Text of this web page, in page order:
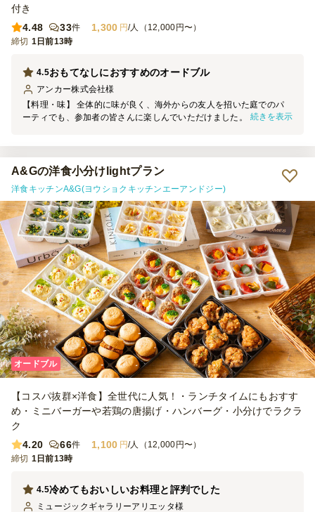
付き
4.48
33件 1,300 円/人（12,000円〜）
締切 1日前13時
おもてなしにおすすめのオードブル
4.5
アンカー株式会社様
【料理・味】 全体的に味が良く、海外からの友人を招いた庭でのパ
ーティでも、参加者の皆さんに楽しんでいただけました。品数が豊富
間にしば漬けが入っていました。参加者の間では少し好みが分かれた
ようで、当日はあまり召し上がる方がいませんでした。 ② 3種きのこ
とブロッコリーのマリネは、少し味付けが濃く感じました。お酒と一
緒であればちょうど良いのかもしれませんが、ノンアルの方も一定数
いたため、そのままいただくにはやや塩味が強めでした。 【サービ
ス】 指定時間より少し早めに届けてくださったため、料理を並べる
時間に余裕ができ、とても助かりました。 一方で、配達場所につい
ては少し気になった点がありました。今回の住所は何十年も前から存
在し、Googleマップなどでも問題なく表示される場所ですが、注文
後のメールで「住所が不明瞭」との連絡がありました。当日も配達業
者さんのナビでは表示されなかったようで、お手数をおかけしてしま
いました。 また、注文最低金額が25,000円からだったため、人数分
の料理は足りていても、最低金額に合わせるためにオプションを追加
して調整する必要があり、その点は少し手間に感じました。以前、都
内で利用した際にはもう少し低い最低注文金額の店舗もあったため、
配送エリアによる違いなのだと思いますが、もう少し利用しやすい金
額設定になると、さらに注文しやすくなると感じました。 【雰囲
のを気軽に選べるのがとても良かったです。テーブルに並べるだけで
彩りが良く、見た目も華やかになり、ホームパーティの雰囲気を一気
パ】 一人当たりの金額を考えると、とてもコストパフォーマンスが
高いと思います。料理の種類が多く、見た目の華やかさもあり、準備
値がありました。自分たちでこれだけの種類を用意するのは大変なの
で、特別な日や来客時には十分利用する価値があると感じました。
続きを表示
A&Gの洋食小分けlightプラン
洋食キッチンA&G(ヨウショクキッチンエーアンドジー)
オードブル
【コスパ抜群×洋食】全世代に人気！・ランチタイムにもおすす
め・ミニバーガーや若鶏の唐揚げ・ハンバーグ・小分けでラクラ
ク
4.20
66件 1,100 円/人（12,000円〜）
締切 1日前13時
冷めてもおいしいお料理と評判でした
4.5
ミュージックギャラリーアリエッタ様